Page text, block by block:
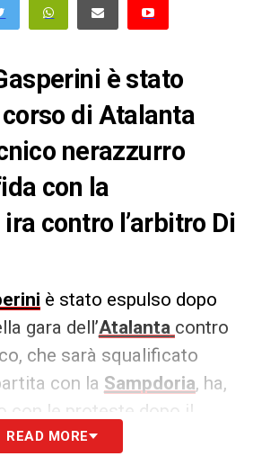
è stato
di Atalanta
nerazzurro
con la
contro l’arbitro Di
è stato espulso dopo
gara dell’Atalanta contro
che sarà squalificato
con la Sampdoria, ha,
con le proteste dopo il
concesso ai danni
READ MORE